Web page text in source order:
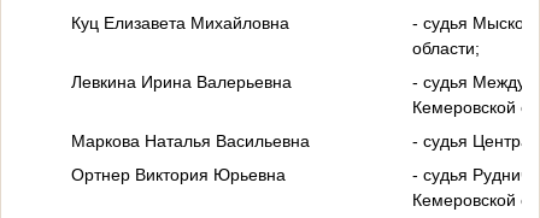
Куц Елизавета Михайловна
- судья
области;
Левкина Ирина Валерьевна
- судья
Кемеровской
Маркова Наталья Васильевна
- судья
Ортнер Виктория Юрьевна
- судья
Кемеровской